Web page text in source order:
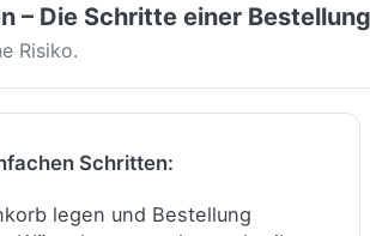
– Die Schritte einer Bestellung
Risiko.
Schritten:
legen und Bestellung